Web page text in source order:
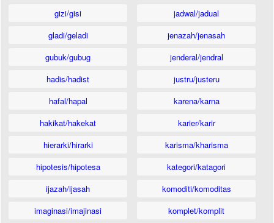
gizi/gisi
gladi/geladi
gubuk/gubug
hadis/hadist
hafal/hapal
hakikat/hakekat
hierarki/hirarki
hipotesis/hipotesa
ijazah/ijasah
imaginasi/imajinasi
jadwal/jadual
jenazah/jenasah
jenderal/jendral
justru/justeru
karena/karna
karier/karir
karisma/kharisma
kategori/katagori
komoditi/komoditas
komplet/komplit